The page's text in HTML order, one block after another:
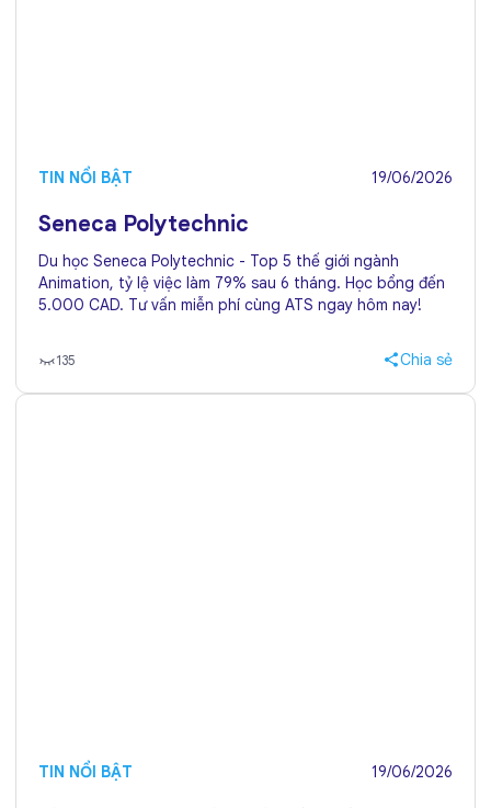
TIN NỔI BẬT 19/06/2026
Seneca Polytechnic
Du học Seneca Polytechnic - Top 5 thế giới ngành
Animation, tỷ lệ việc làm 79% sau 6 tháng. Học bổng đến
5.000 CAD. Tư vấn miễn phí cùng ATS ngay hôm nay!
135 Chia sẻ
TIN NỔI BẬT 19/06/2026